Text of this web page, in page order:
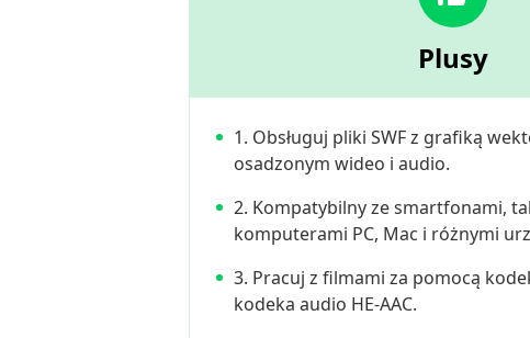
Plusy
1. Obsługuj pliki SWF z grafiką
osadzonym wideo i audio.
2. Kompatybilny ze smartfonami,
komputerami PC, Mac i różnymi
3. Pracuj z filmami za pomocą
kodeka audio HE-AAC.